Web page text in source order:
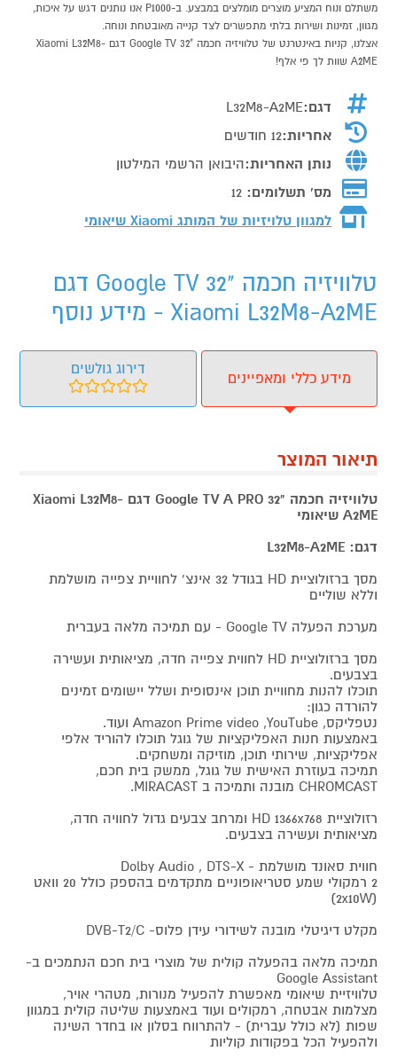
משתלם ונוח המציע מוצרים מומלצים במבצע. ב-P1000 אנו נותנים דגש על איכות,
מגוון, זמינות ושירות בלתי מתפשרים לצד קנייה מאובטחת ונוחה.
אצלנו, קניות באינטרנט של טלוויזיה חכמה "32 Google TV דגם Xiaomi L32M8-
A2ME שוות לך פי אלף!
דגם:L32M8-A2ME
אחריות:12 חודשים
נותן האחריות:היבואן הרשמי המילטון
מס' תשלומים: 12
למגוון טלויזיות של המותג Xiaomi שיאומי
טלוויזיה חכמה "32 Google TV דגם
Xiaomi L32M8-A2ME - מידע נוסף
מידע כללי ומאפיינים
דירוג גולשים
תיאור המוצר
טלוויזיה חכמה "32 Google TV A PRO דגם Xiaomi L32M8-
A2ME שיאומי
דגם: L32M8-A2ME
מסך ברזולוציית HD בגודל 32 אינצ' לחוויית צפייה מושלמת
וללא שוליים
מערכת הפעלה Google TV - עם תמיכה מלאה בעברית
מסך ברזולוציית HD לחווית צפייה חדה, מציאותית ועשירה
בצבעים.
תוכלו להנות מחוויית תוכן אינסופית ושלל יישומים זמינים
להורדה כגון:
נטפליקס, Amazon Prime video ,YouTube ועוד.
באמצעות חנות האפליקציות של גוגל תוכלו להוריד אלפי
אפליקציות, שירותי תוכן, מוזיקה ומשחקים.
תמיכה בעוזרת האישית של גוגל, ממשק בית חכם,
CHROMCAST מובנה ותמיכה ב MIRACAST.
רזולוציית HD 1366x768 ומרחב צבעים גדול לחוויה חדה,
מציאותית ועשירה בצבעים.
חווית סאונד מושלמת - Dolby Audio , DTS-X
2 רמקולי שמע סטריאופוניים מתקדמים בהספק כולל 20 וואט
(2x10W)
מקלט דיגיטלי מובנה לשידורי עידן פלוס- DVB-T2/C
תמיכה מלאה בהפעלה קולית של מוצרי בית חכם הנתמכים ב-
Google Assistant
טלוויזיית שיאומי מאפשרת להפעיל מנורות, מטהרי אויר,
מצלמות אבטחה, רמקולים ועוד באמצעות שליטה קולית במגוון
שפות (לא כולל עברית) - להתרווח בסלון או בחדר השינה
ולהפעיל הכל בפקודות קוליות